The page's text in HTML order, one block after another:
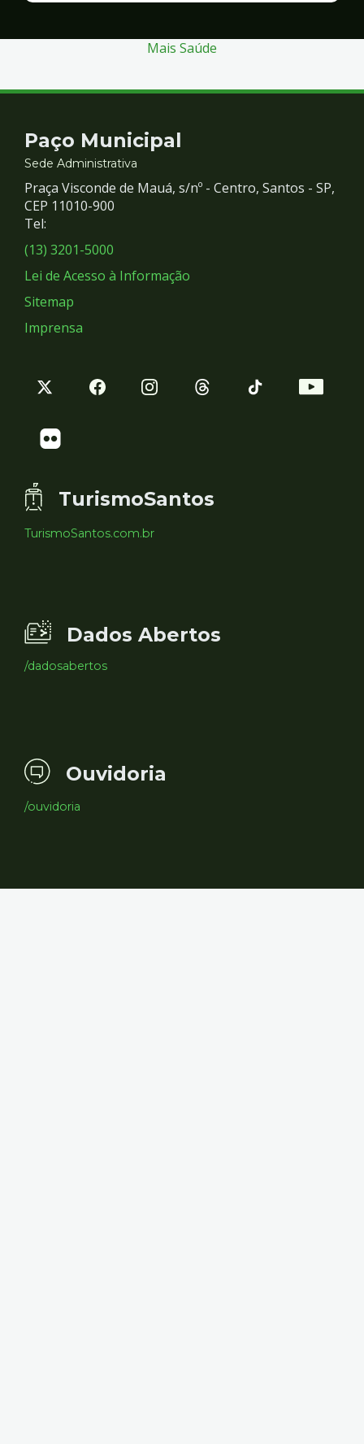
Segurança
Mais Saúde
Contato
e
Redes
Sociais
Paço Municipal
Sede Administrativa
Praça Visconde de Mauá, s/nº - Centro, Santos - SP,
CEP 11010-900
Tel:
(13) 3201-5000
Lei de Acesso à Informação
Sitemap
Imprensa
TurismoSantos
TurismoSantos.com.br
Dados Abertos
/dadosabertos
Ouvidoria
/ouvidoria